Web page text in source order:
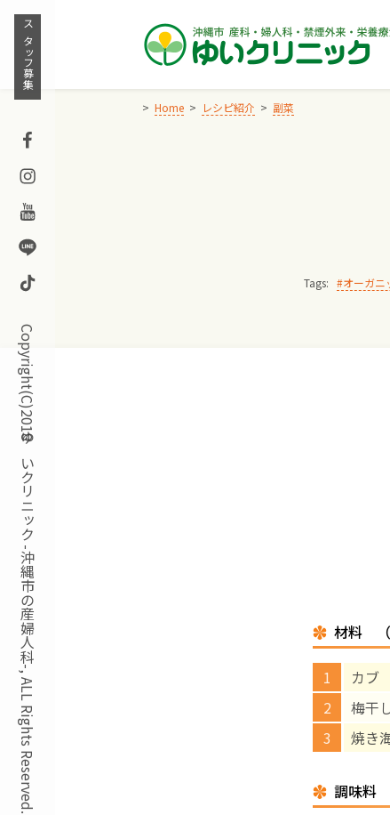
Skip
content
スタッフ募集
Facebook
Instagram
Youtube
Line
TikTok
Copyright(C)2018ゆいクリニック -沖縄市の産婦人科-, ALL Rights Reserved.
Home レシピ紹介 副菜
Tags:
オーガニ
材料 （
カブ
梅干
焼き
調味料